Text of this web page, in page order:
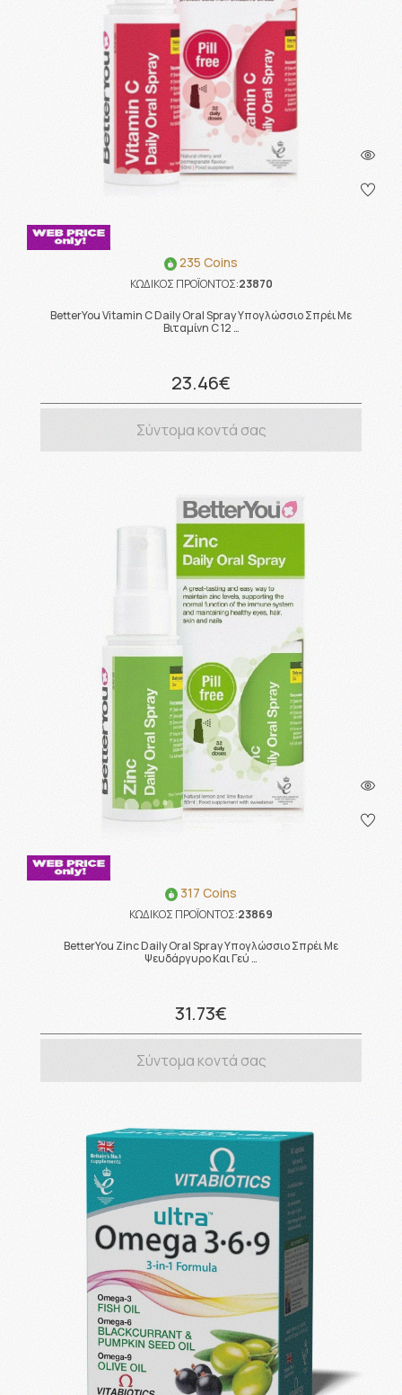
235 Coins
ΚΩΔΙΚΟΣ ΠΡΟΪΟΝΤΟΣ:23870
BetterYou Vitamin C Daily Oral Spray Υπογλώσσιο Σπρέι Με
Βιταμίνη C 12 …
23.46€
Σύντομα κοντά σας
317 Coins
ΚΩΔΙΚΟΣ ΠΡΟΪΟΝΤΟΣ:23869
BetterYou Zinc Daily Oral Spray Υπογλώσσιο Σπρέι Με
Ψευδάργυρο Και Γεύ …
31.73€
Σύντομα κοντά σας